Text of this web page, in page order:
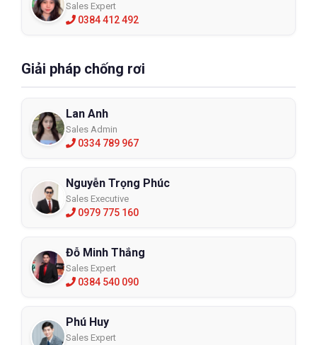
Sales Expert
0384 412 492
Giải pháp chống rơi
Lan Anh
Sales Admin
0334 789 967
Nguyễn Trọng Phúc
Sales Executive
0979 775 160
Đỗ Minh Thắng
Sales Expert
0384 540 090
Phú Huy
Sales Expert